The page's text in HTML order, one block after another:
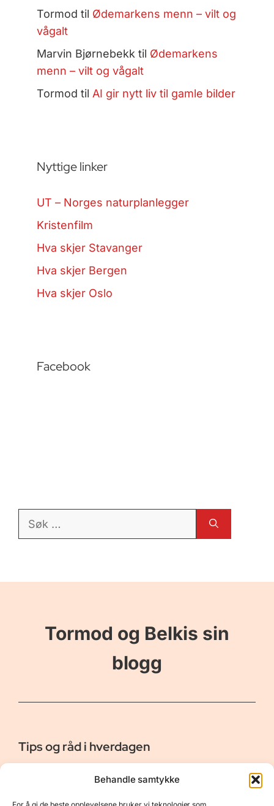
Behandle samtykke
Tormod til Ødemarkens menn – vilt og
vågalt
Marvin Bjørnebekk til Ødemarkens
menn – vilt og vågalt
Tormod til AI gir nytt liv til gamle bilder
Nyttige linker
UT – Norges naturplanlegger
Kristenfilm
Hva skjer Stavanger
Hva skjer Bergen
Hva skjer Oslo
Facebook
Søk
Tormod og Belkis sin
blogg
Tips og råd i hverdagen
Er vår bloggside hvor vi ønsker å dele våre opplevelser og
gi deg råd og tips innen reiser, hotell - og restauranter,
naturopplevelser, personlig pleie, data, film og bøker m.m.